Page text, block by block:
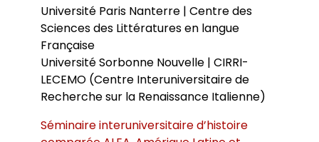
Université Paris Nanterre | Centre des
Sciences des Littératures en langue
Française
Université Sorbonne Nouvelle | CIRRI-
LECEMO (Centre Interuniversitaire de
Recherche sur la Renaissance Italienne)
Séminaire interuniversitaire d’histoire